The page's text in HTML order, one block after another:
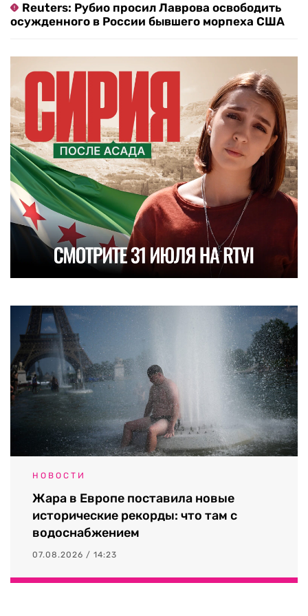
Reuters: Рубио просил Лаврова освободить
осужденного в России бывшего морпеха США
НОВОСТИ
Жара в Европе поставила новые
исторические рекорды: что там с
водоснабжением
07.08.2026 / 14:23